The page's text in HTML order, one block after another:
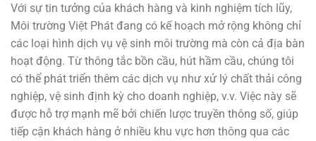
Với sự tin tưởng của khách hàng và kinh nghiệm tích lũy,
Môi trường Việt Phát đang có kế hoạch mở rộng không chỉ
các loại hình dịch vụ vệ sinh môi trường mà còn cả địa bàn
hoạt động. Từ thông tắc bồn cầu, hút hầm cầu, chúng tôi
có thể phát triển thêm các dịch vụ như xử lý chất thải công
nghiệp, vệ sinh định kỳ cho doanh nghiệp, v.v. Việc này sẽ
được hỗ trợ mạnh mẽ bởi chiến lược truyền thông số, giúp
tiếp cận khách hàng ở nhiều khu vực hơn thông qua các